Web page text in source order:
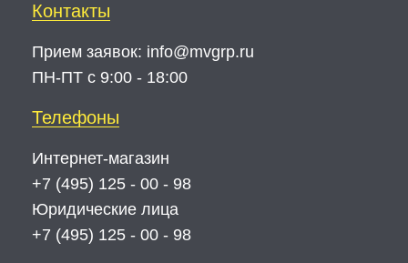
Контакты
Прием заявок: info@mvgrp.ru
ПН-ПТ с 9:00 - 18:00
Телефоны
Интернет-магазин
+7 (495) 125 - 00 - 98
Юридические лица
+7 (495) 125 - 00 - 98